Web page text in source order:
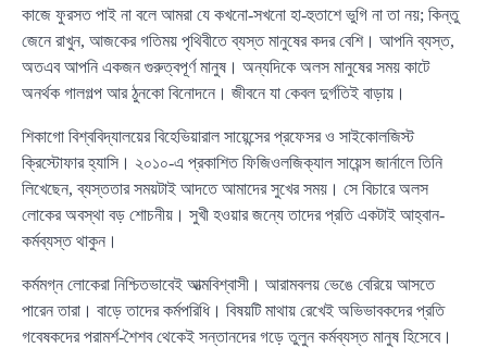
কাজে ফুরসত পাই না বলে আমরা যে কখনো-সখনো হা-হুতাশে ভুগি না তা নয়; কিন্তু
জেনে রাখুন, আজকের গতিময় পৃথিবীতে ব্যস্ত মানুষের কদর বেশি। আপনি ব্যস্ত,
অতএব আপনি একজন গুরুত্বপূর্ণ মানুষ। অন্যদিকে অলস মানুষের সময় কাটে
অনর্থক গালগল্প আর ঠুনকো বিনোদনে। জীবনে যা কেবল দুর্গতিই বাড়ায়।
শিকাগো বিশ্ববিদ্যালয়ের বিহেভিয়ারাল সায়েন্সের প্রফেসর ও সাইকোলজিস্ট
ক্রিস্টোফার হ্যাসি। ২০১০-এ প্রকাশিত ফিজিওলজিক্যাল সায়েন্স জার্নালে তিনি
লিখেছেন, ব্যস্ততার সময়টাই আদতে আমাদের সুখের সময়। সে বিচারে অলস
লোকের অবস্থা বড় শোচনীয়। সুখী হওয়ার জন্যে তাদের প্রতি একটাই আহ্বান-
কর্মব্যস্ত থাকুন।
কর্মমগ্ন লোকেরা নিশ্চিতভাবেই আত্মবিশ্বাসী। আরামবলয় ভেঙে বেরিয়ে আসতে
পারেন তারা। বাড়ে তাদের কর্মপরিধি। বিষয়টি মাথায় রেখেই অভিভাবকদের প্রতি
গবেষকদের পরামর্শ-শৈশব থেকেই সন্তানদের গড়ে তুলুন কর্মব্যস্ত মানুষ হিসেবে।